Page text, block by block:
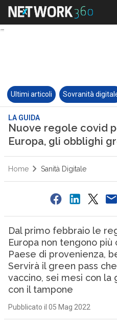
Ultimi articoli Sovranità
LA GUIDA
Nuove regole covid
Europa, gli obblighi
Home Sanità Digitale
Dal primo febbraio le
Europa non tengono
Paese di provenienza,
Servirà il green pass
vaccino, sei mesi con la
con il tampone
Pubblicato il 05 Mag 2022